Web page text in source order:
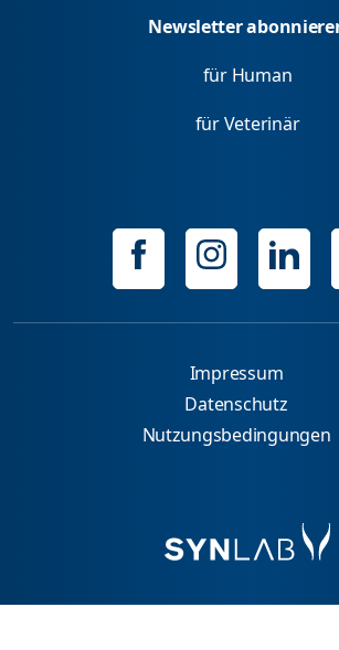
Newsletter
für Human
für Veterinär
Impressum
Datenschutz
Nutzungsbedingungen